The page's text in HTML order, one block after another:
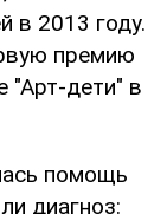
в 2013 году.
премию
"Арт-дети" в
помощь
диагноз: